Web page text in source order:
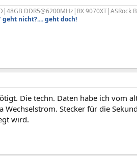
DDR5@6200MHz|RX 9070XT|ASRock
nicht?.... geht doch!
Die techn. Daten habe ich vom
Wechselstrom. Stecker für die
wird.